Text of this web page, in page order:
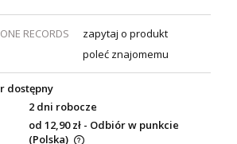
RECORDS
zapytaj o produkt
poleć znajomemu
dostępny
2 dni robocze
od 12,90 zł - Odbiór w punkcie
(Polska)